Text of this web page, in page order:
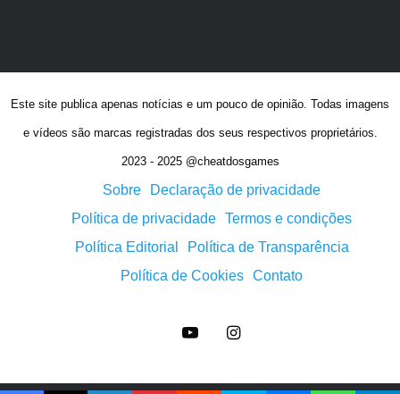
Este site publica apenas notícias e um pouco de opinião. Todas imagens
e vídeos são marcas registradas dos seus respectivos proprietários.
2023 - 2025 @cheatdosgames
Sobre
Declaração de privacidade
Política de privacidade Termos e condições
Política Editorial
Política de Transparência
Política de Cookies Contato
YouTubeInstagram